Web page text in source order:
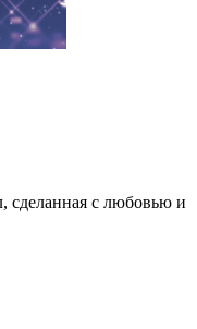
сделанная с любовью и